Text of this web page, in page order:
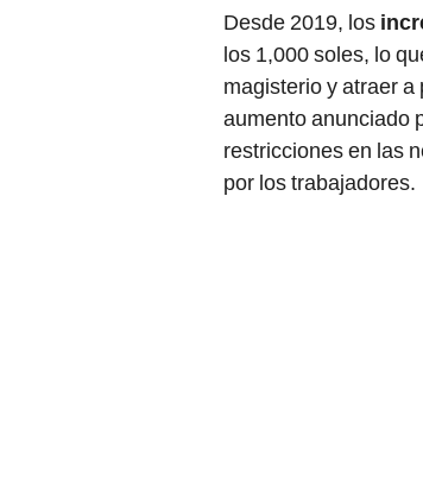
Desde 2019, los
los 1,000 soles, lo
magisterio y atraer
aumento anunciado
restricciones en las
por los trabajadores.